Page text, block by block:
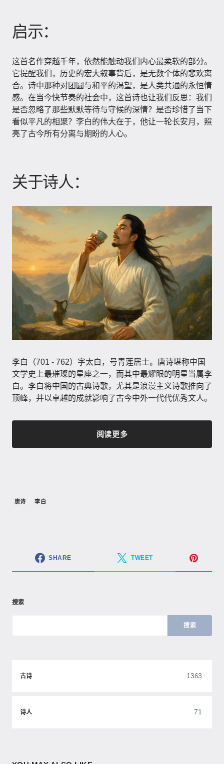
启示：
这首名作穿越千年，依然能触动我们内心最柔软的部分。
它提醒我们，历史的宏大叙事背后，是无数个体的悲欢离
合。诗中那种对团圆与和平的渴望，是人类共通的永恒情
感。在当今快节奏的社会中，这首诗也让我们反思：我们
是否忽略了那些默默等待与守候的深情？是否珍惜了当下
看似平凡的相聚？李白的伟大在于，他让一轮长安月，照
亮了古今所有分离与期盼的人心。
关于诗人：
李白（701 - 762）字太白，号青莲居士。唐诗堪称中国
文学史上最璀璨的星座之一，而其中最耀眼的明星当属李
白。李白将中国的古典诗歌，尤其是浪漫主义诗歌推向了
顶峰，并以卓越的成就影响了古今中外一代代优秀文人。
阅读更多
唐诗 李白
SHARE TWEET
搜索
搜索
古诗 1363
诗人 71